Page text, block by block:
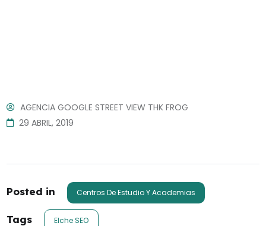
AGENCIA GOOGLE STREET VIEW THK FROG
29 ABRIL, 2019
Posted in Centros De Estudio Y Academias
Tags Elche SEO